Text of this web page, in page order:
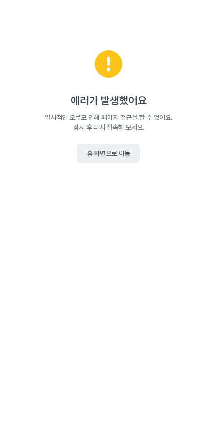
에러가 발생했어요
일시적인 오류로 인해 페이지 접근을 할 수 없어요.
잠시 후 다시 접속해 보세요.
홈 화면으로 이동